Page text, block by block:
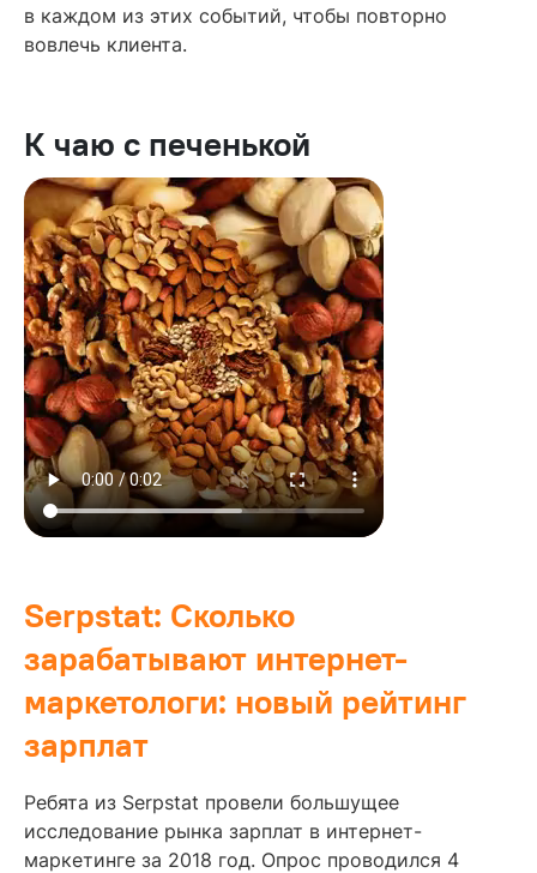
в каждом из этих событий, чтобы повторно
вовлечь клиента.
К чаю с печенькой
Serpstat: Сколько
зарабатывают интернет-
маркетологи: новый рейтинг
зарплат
Ребята из Serpstat провели большущее
исследование рынка зарплат в интернет-
маркетинге за 2018 год. Опрос проводился 4